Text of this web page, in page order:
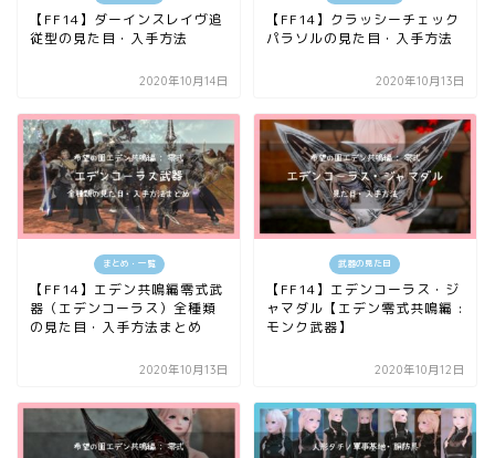
【FF14】ダーインスレイヴ追
従型の見た目・入手方法
2020年10月14日
【FF14】クラッシーチェック
パラソルの見た目・入手方法
2020年10月13日
まとめ・一覧
【FF14】エデン共鳴編零式武
器（エデンコーラス）全種類
の見た目・入手方法まとめ
2020年10月13日
武器の見た目
【FF14】エデンコーラス・ジ
ャマダル【エデン零式共鳴編 :
モンク武器】
2020年10月12日